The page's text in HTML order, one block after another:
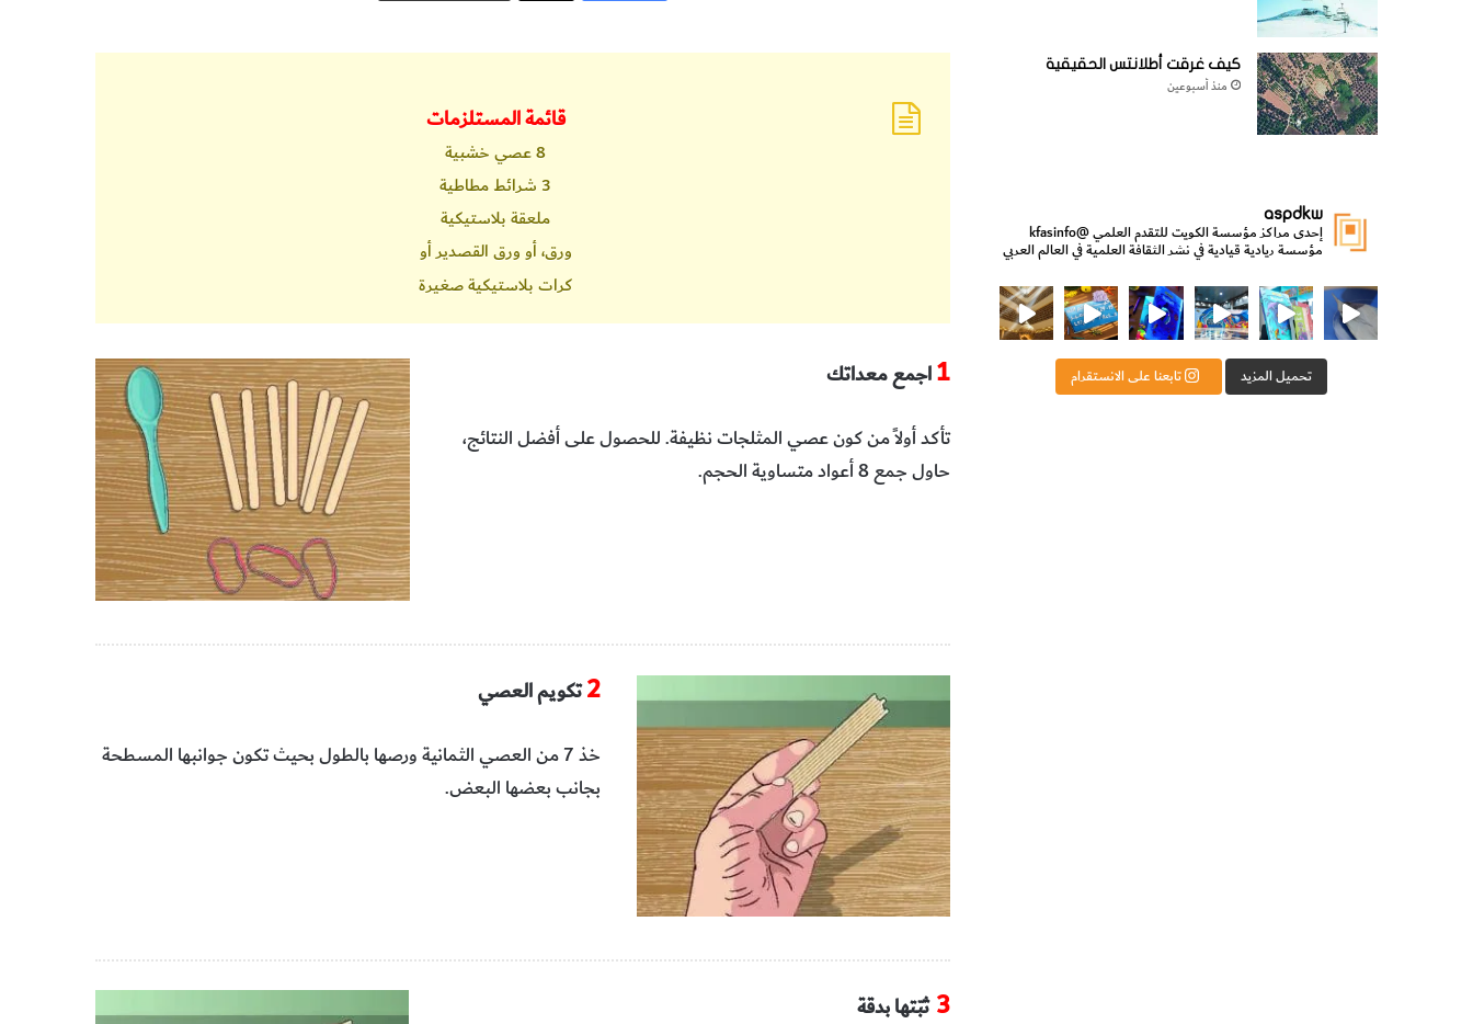
قائمة‭ ‬المستلزمات
8 عصي خشبية
3 شرائط مطاطية
ملعقة بلاستيكية
ورق، أو ورق القصدير أو
كرات بلاستيكية صغيرة
1‬اجمع‭ ‬معداتك
‬حاول‭ ‬جمع 8 ‬أعواد‭ ‬متساوية‭ ‬الحجم‭.‬
2‬تكويم‭ ‬العصي
خذ‭ ‬7‭ ‬من‭ ‬العصي‭ ‬الثمانية‭ ‬ورصها‭ ‬بالطول‭ ‬بحيث‭ ‬تكون‭ ‬جوانبها‭ ‬المسطحة‭
‬بجانب‭ ‬بعضها‭ ‬البعض‭.‬
3 ثبّتها‭ ‬بدقة
كيف غرقت أطلانتس الحقيقية
منذ أسبوعين
aspdkw
إحدى مراكز مؤسسة الكويت للتقدم العلمي@kfasinfo
مؤسسة ريادية قيادية في نشر الثقافة العلمية في العالم العربي
ووزير الدولة لشؤون الش
من الأعماق نكتشف ومن الكتب نتعلّم⁨ رجعنا! ما كنّا بعيد! مجهزين لكم كل جديد!⁩
تحميل المزيد تابعنا على الانستقرام